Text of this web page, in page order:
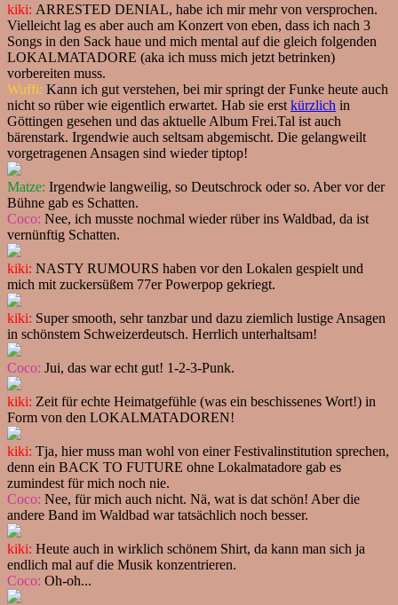
kiki: ARRESTED DENIAL, habe ich mir mehr von versprochen.
Vielleicht lag es aber auch am Konzert von eben, dass ich nach 3
Songs in den Sack haue und mich mental auf die gleich folgenden
LOKALMATADORE (aka ich muss mich jetzt betrinken)
vorbereiten muss.
Wuffi: Kann ich gut verstehen, bei mir springt der Funke heute auch
nicht so rüber wie eigentlich erwartet. Hab sie erst kürzlich in
Göttingen gesehen und das aktuelle Album Frei.Tal ist auch
bärenstark. Irgendwie auch seltsam abgemischt. Die gelangweilt
vorgetragenen Ansagen sind wieder tiptop!
Matze: Irgendwie langweilig, so Deutschrock oder so. Aber vor der
Bühne gab es Schatten.
Coco: Nee, ich musste nochmal wieder rüber ins Waldbad, da ist
vernünftig Schatten.
kiki: NASTY RUMOURS haben vor den Lokalen gespielt und
mich mit zuckersüßem 77er Powerpop gekriegt.
kiki: Super smooth, sehr tanzbar und dazu ziemlich lustige Ansagen
in schönstem Schweizerdeutsch. Herrlich unterhaltsam!
Coco: Jui, das war echt gut! 1-2-3-Punk.
kiki: Zeit für echte Heimatgefühle (was ein beschissenes Wort!) in
Form von den LOKALMATADOREN!
kiki: Tja, hier muss man wohl von einer Festivalinstitution sprechen,
denn ein BACK TO FUTURE ohne Lokalmatadore gab es
zumindest für mich noch nie.
Coco: Nee, für mich auch nicht. Nä, wat is dat schön! Aber die
andere Band im Waldbad war tatsächlich noch besser.
kiki: Heute auch in wirklich schönem Shirt, da kann man sich ja
endlich mal auf die Musik konzentrieren.
Coco: Oh-oh...